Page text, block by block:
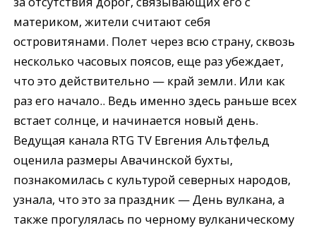
материком, жители считают себя
островитянами. Полет через всю страну, сквозь
несколько часовых поясов, еще раз убеждает,
что это действительно — край земли. Или как
раз его начало.. Ведь именно здесь раньше всех
встает солнце, и начинается новый день.
Ведущая канала RTG TV Евгения Альтфельд
оценила размеры Авачинской бухты,
познакомилась с культурой северных народов,
узнала, что это за праздник — День вулкана, а
также прогулялась по черному вулканическому